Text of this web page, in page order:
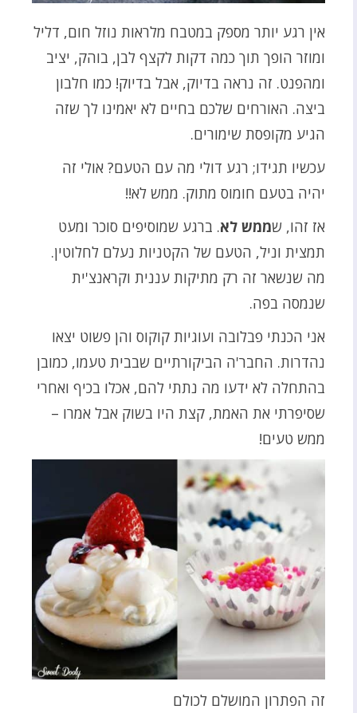
אין רגע יותר מספק במטבח מלראות נוזל חום, דליל
ומוזר הופך תוך כמה דקות לקצף לבן, בוהק, יציב
ומהפנט. זה נראה בדיוק, אבל בדיוק! כמו חלבון
ביצה. האורחים שלכם בחיים לא יאמינו לך שזה
הגיע מקופסת שימורים.
עכשיו תגידו; רגע דולי מה עם הטעם? אולי זה
יהיה בטעם חומוס מתוק. ממש לא!!
אז זהו, שממש לא. ברגע שמוסיפים סוכר ומעט
תמצית וניל, הטעם של הקטניות נעלם לחלוטין.
מה שנשאר זה רק מתיקות עננית וקראנצ'ית
שנמסה בפה.
אני הכנתי פבלובה ועוגיות קוקוס והן פשוט יצאו
נהדרות. החבר'ה הביקורתיים שבבית טעמו, כמובן
בהתחלה לא ידעו מה נתתי להם, אכלו בכיף ואחרי
שסיפרתי את האמת, קצת היו בשוק אבל אמרו –
ממש טעים!
זה הפתרון המושלם לכולם